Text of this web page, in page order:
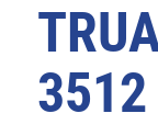
3512